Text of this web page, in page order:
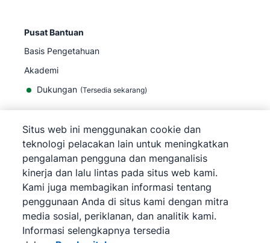
Pusat Bantuan
Basis Pengetahuan
Akademi
Dukungan (Tersedia sekarang)
©2026Pipedrive
Pipedrive
Persyaratan Layanan
Pipedrive
Pemberitahuan Privasi
Peta situs
Pemberitahuan Cookie
Preferensi Cookie
Situs web ini menggunakan cookie dan
teknologi pelacakan lain untuk meningkatkan
pengalaman pengguna dan menganalisis
kinerja dan lalu lintas pada situs web kami.
Kami juga membagikan informasi tentang
penggunaan Anda di situs kami dengan mitra
media sosial, periklanan, dan analitik kami.
Informasi selengkapnya tersedia